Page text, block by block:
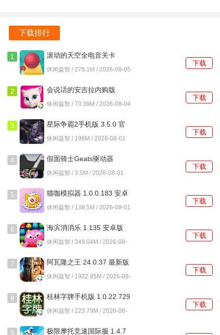
时间，增加猫咪产出金币的数量；升级道具可以快速提升猫
咪的等级。要根据实际情况，合理使用这些道具，才能事半
功倍。
完成每日任务： 每日任务是获取资源和奖励的重要途径。每
日任务通常比较简单，合并一定数量的猫咪、收集一定数量
的金币等。通过完成每日任务，玩家可以获得大量的金币、
定期升级猫舍设施： 猫舍的设施等级直接影响猫咪的生产效
生产速度和金币的存储能力。优先升级那些能够直接提升生
产效率和存储上限的设施，猫粮盆、猫砂盆、金币储存罐
等。
关注特殊活动： 游戏内会不定时推出各种特殊活动，限时合
成活动、猫咪选美大赛等。这些活动通常会提供丰厚的奖励
和稀有的猫咪品种。积极参与这些活动，可以获得额外的收
务，争取获得更多的奖励。
猫舍布局策略： 合理的猫舍布局可以提高猫咪的活动效率，
避免拥挤。将同类型的猫咪放在一起，方便管理和合并。注
意装饰品的摆放，增加猫舍的美观度和舒适度，吸引更多的
顾客前来参观。
v4000+ 安
卓版
下载排行
1
滚动的天空全电音关卡
5.1.3 安卓版
休闲益智 / 276.1M / 2026-08-05
下载
2
会说话的安吉拉内购版
3195 安卓版
休闲益智 / 70.39M / 2026-08-04
下载
3
星际争霸2手机版 3.5.0 官
方版
休闲益智 / 196M / 2026-08-01
下载
4
假面骑士Geats驱动器
1.0.0 安卓版
休闲益智 / 3.5M / 2026-08-01
下载
5
猫咖模拟器 1.0.0.183 安卓
版
休闲益智 / 138.5M / 2026-08-01
下载
6 海滨消消乐 1.135 安卓版
休闲益智 / 349.04M / 2026-08-
下载
7 阿瓦隆之王 24.0.37 最新版
休闲益智 / 1922.95M / 2026-08-
下载
8
桂林字牌手机版 1.0.22.729
最新版
休闲益智 / 223.79M / 2026-08-
下载
9 极限摩托竞速国际服 1.4.7